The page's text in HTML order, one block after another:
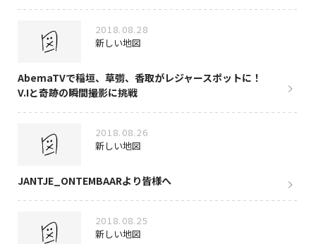
お問い合わせ
2018.08.28
新しい地図
AbemaTVで稲垣、草彅、香取がレジャースポットに！
V.Iと奇跡の瞬間撮影に挑戦
2018.08.26
新しい地図
JANTJE_ONTEMBAARより皆様へ
2018.08.25
新しい地図